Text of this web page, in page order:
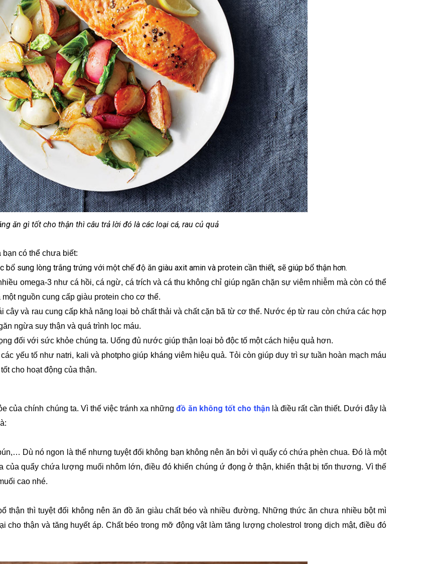
ăn gì tốt cho thận thì câu trả lời đó là các loại cá, rau củ quả
bạn có thể chưa biết:
bổ sung lòng trắng trứng với một chế độ ăn giàu axit amin và protein cần thiết, sẽ giúp bổ thận hơn.
omega-3 như cá hồi, cá ngừ, cá trích và cá thu không chỉ giúp ngăn chặn sự viêm nhiễm mà còn có thể
nguồn cung cấp giàu protein cho cơ thể.
và rau cung cấp khả năng loại bỏ chất thải và chất cặn bã từ cơ thể. Nước ép từ rau còn chứa các hợp
ngừa suy thận và quá trình lọc máu.
đối với sức khỏe chúng ta. Uống đủ nước giúp thận loại bỏ độc tố một cách hiệu quả hơn.
yếu tố như natri, kali và photpho giúp kháng viêm hiệu quả. Tỏi còn giúp duy trì sự tuần hoàn mạch máu
cho hoạt động của thận.
của chính chúng ta. Vì thế việc tránh xa những đồ ăn không tốt cho thận là điều rất cần thiết. Dưới đây là
Dù nó ngon là thế nhưng tuyệt đối không bạn không nên ăn bởi vì quẩy có chứa phèn chua. Đó là một
của quẩy chứa lượng muối nhôm lớn, điều đó khiến chúng ứ đọng ở thận, khiến thật bị tổn thương. Vì thế
cao nhé.
thận thì tuyệt đối không nên ăn đồ ăn giàu chất béo và nhiều đường. Những thức ăn chưa nhiều bột mì
cho thận và tăng huyết áp. Chất béo trong mỡ động vật làm tăng lượng cholestrol trong dịch mật, điều đó